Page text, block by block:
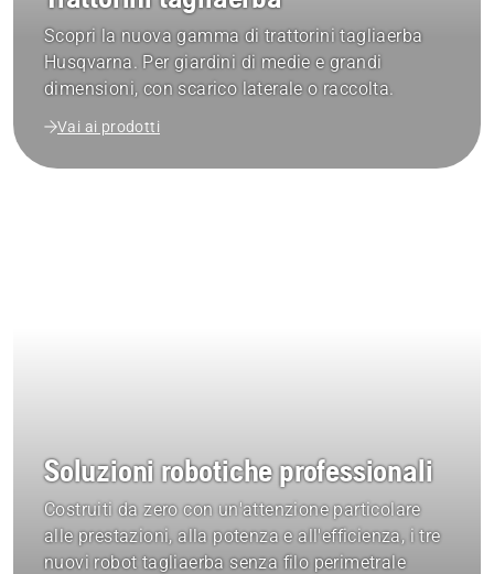
Scopri la nuova gamma di trattorini tagliaerba
Husqvarna. Per giardini di medie e grandi
dimensioni, con scarico laterale o raccolta.
Vai ai prodotti
Soluzioni robotiche professionali
Costruiti da zero con un'attenzione particolare
alle prestazioni, alla potenza e all'efficienza, i tre
nuovi robot tagliaerba senza filo perimetrale